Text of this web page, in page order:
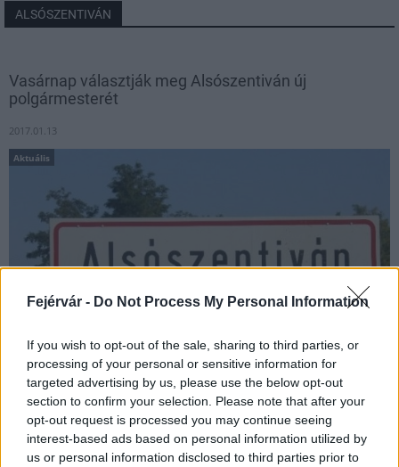
Fejérvár - Do Not Process My Personal Information
If you wish to opt-out of the sale, sharing to third parties, or
processing of your personal or sensitive information for
targeted advertising by us, please use the below opt-out
section to confirm your selection. Please note that after your
opt-out request is processed you may continue seeing
interest-based ads based on personal information utilized by
us or personal information disclosed to third parties prior to
ALSÓSZENTIVÁN
Vasárnap választják meg Alsószentiván új
polgármesterét
2017.01.13
Aktuális
Két jelölt is indul a polgármesteri tisztségért a Fejér megyei
Alsószentivánon, ahol vasárnap tartanak időközi választást.